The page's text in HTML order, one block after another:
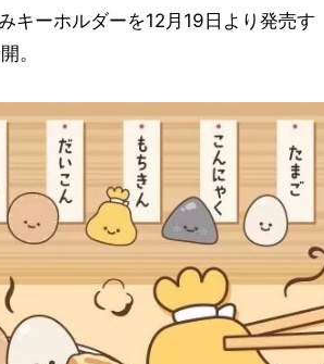
キーホルダーを12月19日より発売す
。